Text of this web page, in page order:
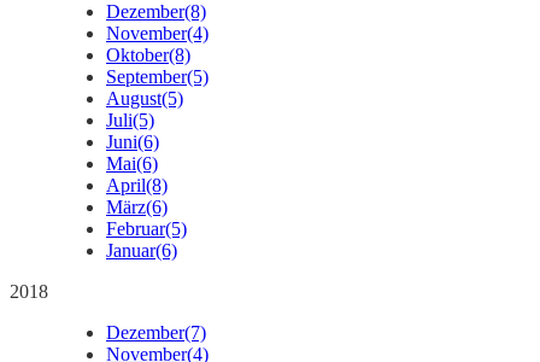
Dezember(8)
November(4)
Oktober(8)
September(5)
August(5)
Juli(5)
Juni(6)
Mai(6)
April(8)
März(6)
Februar(5)
Januar(6)
2018
Dezember(7)
November(4)